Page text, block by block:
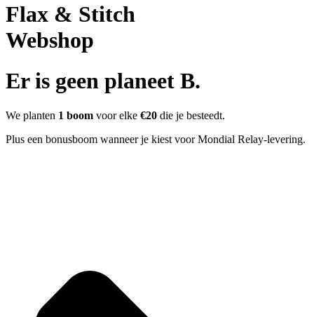
Flax & Stitch
Webshop
Er is geen planeet B.
We planten 1 boom voor elke €20 die je besteedt.
Plus een bonusboom wanneer je kiest voor Mondial Relay-levering.